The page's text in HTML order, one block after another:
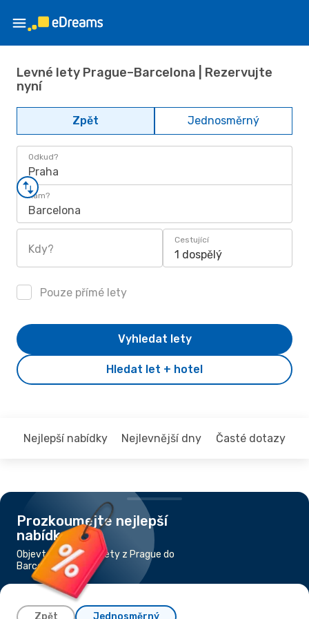
Levné lety Prague–Barcelona | Rezervujte
nyní
Zpět Jednosměrný
Odkud?
Praha
Kam?
Barcelona
Kdy?
Cestující
1 dospělý
Pouze přímé lety
Hledat let + hotel
Vyhledat lety
Nejlepší nabídky Nejlevnější dny Časté dotazy
Prozkoumejte nejlepší
nabídky
Objevte nejlevnější lety z Prague do
Barcelona
Zpět Jednosměrný